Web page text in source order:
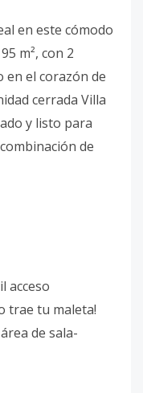
en este cómodo
m², con 2
en el corazón de
cerrada Villa
y listo para
de
acceso
trae tu maleta!
de sala-